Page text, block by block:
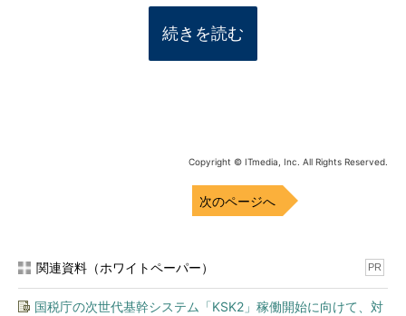
続きを読む
Copyright © ITmedia, Inc. All Rights Reserved.
次のページへ
関連資料（ホワイトペーパー） PR
国税庁の次世代基幹システム「KSK2」稼働開始に向けて、対